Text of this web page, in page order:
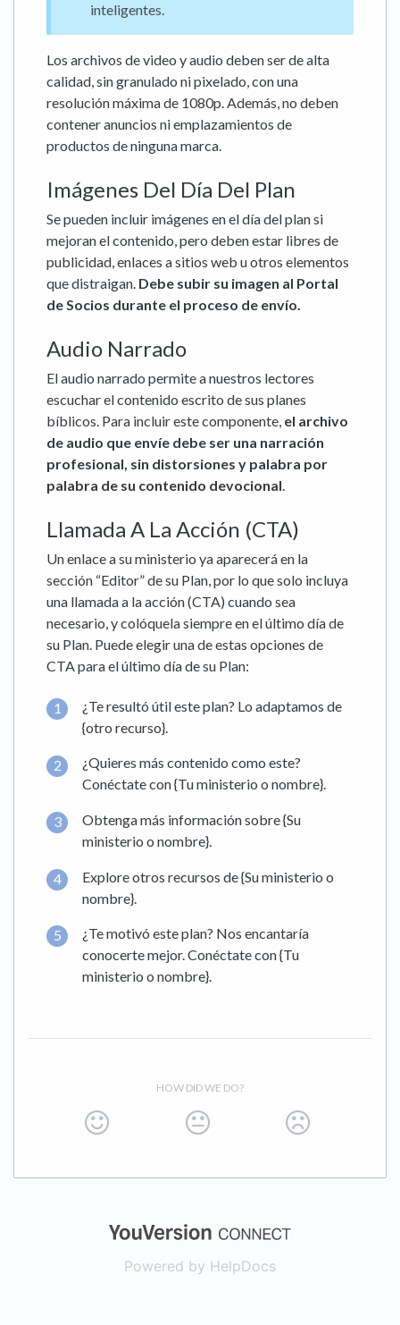
inteligentes.
Los archivos de video y audio deben ser de alta
calidad, sin granulado ni pixelado, con una
resolución máxima de 1080p. Además, no deben
contener anuncios ni emplazamientos de
productos de ninguna marca.
Imágenes Del Día Del Plan
Se pueden incluir imágenes en el día del plan si
mejoran el contenido, pero deben estar libres de
publicidad, enlaces a sitios web u otros elementos
que distraigan. Debe subir su imagen al Portal
de Socios durante el proceso de envío.
Audio Narrado
El audio narrado permite a nuestros lectores
escuchar el contenido escrito de sus planes
bíblicos. Para incluir este componente, el archivo
de audio que envíe debe ser una narración
profesional, sin distorsiones y palabra por
palabra de su contenido devocional.
Llamada A La Acción (CTA)
Un enlace a su ministerio ya aparecerá en la
sección “Editor” de su Plan, por lo que solo incluya
una llamada a la acción (CTA) cuando sea
necesario, y colóquela siempre en el último día de
su Plan. Puede elegir una de estas opciones de
CTA para el último día de su Plan:
¿Te resultó útil este plan? Lo adaptamos de
{otro recurso}.
¿Quieres más contenido como este?
Conéctate con {Tu ministerio o nombre}.
Obtenga más información sobre {Su
ministerio o nombre}.
Explore otros recursos de {Su ministerio o
nombre}.
¿Te motivó este plan? Nos encantaría
conocerte mejor. Conéctate con {Tu
ministerio o nombre}.
HOW DID WE DO?
(opens in a
Powered by HelpDocs